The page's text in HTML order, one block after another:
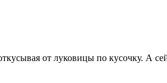
от луковицы по кусочку. А